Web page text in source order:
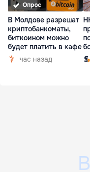
Опрос
В Молдове разрешат
криптобанкоматы,
биткоином можно
будет платить в кафе
час назад